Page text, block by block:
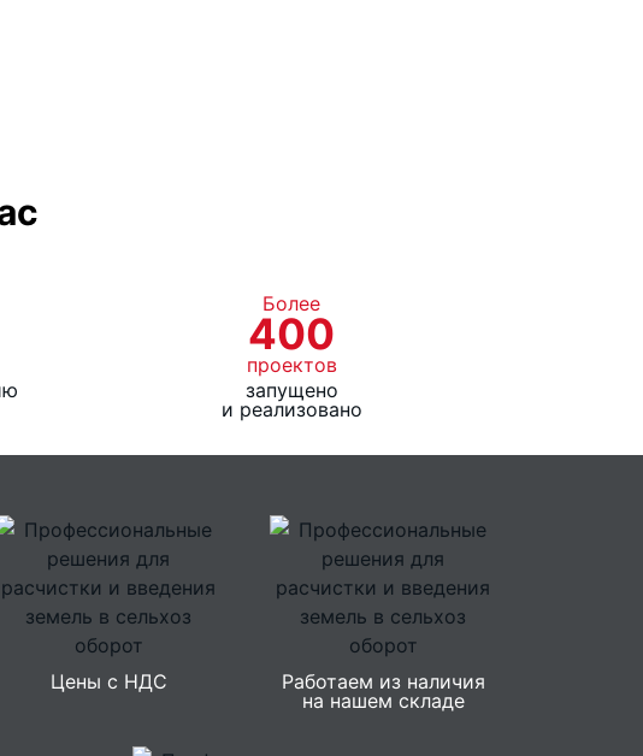
Более
400
проектов
запущено
и реализовано
Цены с НДС
Работаем из наличия
на нашем складе